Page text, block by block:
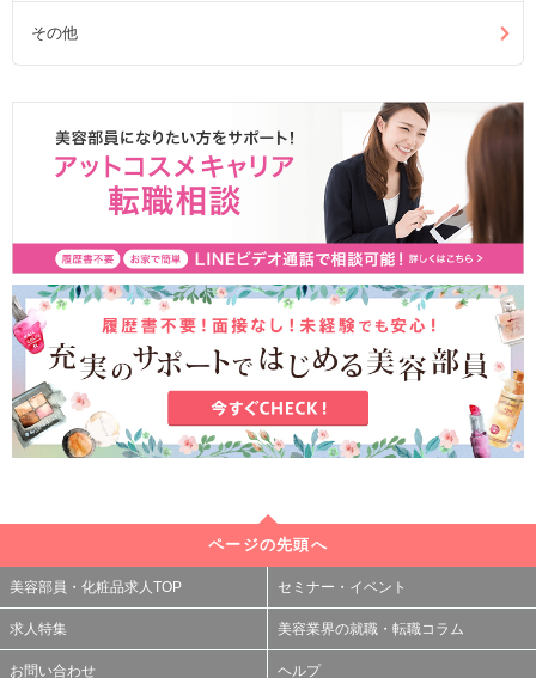
その他
ページの先頭へ
美容部員・化粧品求人TOP セミナー・イベント
求人特集 美容業界の就職・転職コラム
お問い合わせ ヘルプ